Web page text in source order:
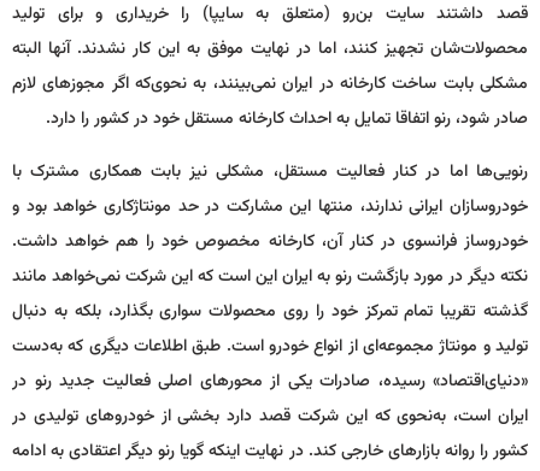
قصد داشتند سایت بن‌رو (متعلق به سایپا) را خریداری و برای تولید
محصولات‌شان تجهیز کنند، اما در نهایت موفق به این کار نشدند. آنها البته
مشکلی بابت ساخت کارخانه در ایران نمی‌بینند، به نحوی‌که اگر مجوزهای لازم
صادر شود، رنو اتفاقا تمایل به احداث کارخانه مستقل خود در کشور را دارد.
رنویی‌ها اما در کنار فعالیت مستقل، مشکلی نیز بابت همکاری مشترک با
خودروسازان ایرانی ندارند، منتها این مشارکت در حد مونتاژکاری خواهد بود و
خودروساز فرانسوی در کنار آن، کارخانه مخصوص خود را هم خواهد داشت.
نکته دیگر در مورد بازگشت رنو به ایران این است که این شرکت نمی‌خواهد مانند
گذشته تقریبا تمام تمرکز خود را روی محصولات سواری بگذارد، بلکه به دنبال
تولید و مونتاژ مجموعه‌ای از انواع خودرو است. طبق اطلاعات دیگری که به‌دست
«دنیای‌اقتصاد» رسیده، صادرات یکی از محورهای اصلی فعالیت جدید رنو در
ایران است، به‌نحوی که این شرکت قصد دارد بخشی از خودروهای تولیدی در
کشور را روانه بازارهای خارجی کند. در نهایت اینکه گویا رنو دیگر اعتقادی به ادامه